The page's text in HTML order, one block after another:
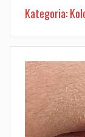
Kategoria: